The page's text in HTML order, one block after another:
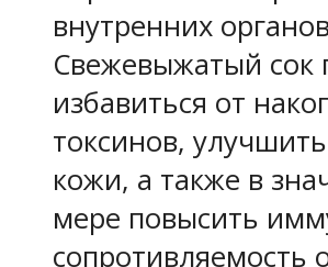
внутренних
Свежевыжатый сок
избавиться от
токсинов,
кожи, а также в
мере повысить
сопротивляемость